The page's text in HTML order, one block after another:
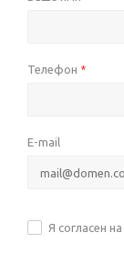
Телефон *
E-mail
Я согласен на